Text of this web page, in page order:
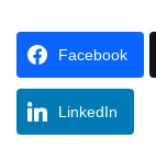
Facebook
LinkedIn